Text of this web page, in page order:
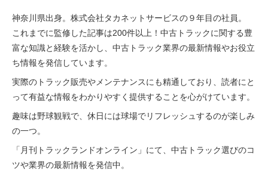
神奈川県出身。株式会社タカネットサービスの９年目の社員。
これまでに監修した記事は200件以上！中古トラックに関する豊
富な知識と経験を活かし、中古トラック業界の最新情報やお役立
ち情報を発信しています。
実際のトラック販売やメンテナンスにも精通しており、読者にと
って有益な情報をわかりやすく提供することを心がけています。
趣味は野球観戦で、休日には球場でリフレッシュするのが楽しみ
の一つ。
「月刊トラックランドオンライン」にて、中古トラック選びのコ
ツや業界の最新情報を発信中。